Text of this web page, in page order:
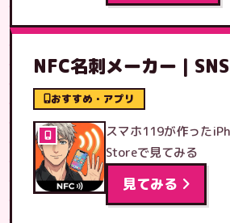
NFC名刺メーカー｜
おすすめ・アプリ
スマホ119が作った
Storeで見てみる
見てみる